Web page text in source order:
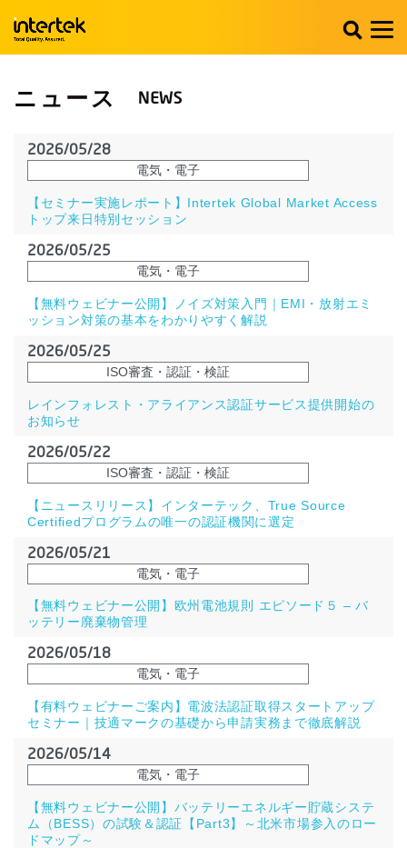
ニュース
2026/05/28
電気・電子
【セミナー実施レポート】Intertek Global Market Access
トップ来日特別セッション
2026/05/25
電気・電子
【無料ウェビナー公開】ノイズ対策入門｜EMI・放射エミ
ッション対策の基本をわかりやすく解説
2026/05/25
ISO審査・認証・検証
レインフォレスト・アライアンス認証サービス提供開始の
お知らせ
2026/05/22
ISO審査・認証・検証
【ニュースリリース】インターテック、True Source
Certifiedプログラムの唯一の認証機関に選定
2026/05/21
電気・電子
【無料ウェビナー公開】欧州電池規則 エピソード５ – バ
ッテリー廃棄物管理
2026/05/18
電気・電子
【有料ウェビナーご案内】電波法認証取得スタートアップ
セミナー｜技適マークの基礎から申請実務まで徹底解説
2026/05/14
電気・電子
【無料ウェビナー公開】バッテリーエネルギー貯蔵システ
ム（BESS）の試験＆認証【Part3】～北米市場参入のロー
ドマップ～